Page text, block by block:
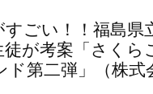
すごい！！福島県
徒が考案「さくら
ド第二弾」（株式